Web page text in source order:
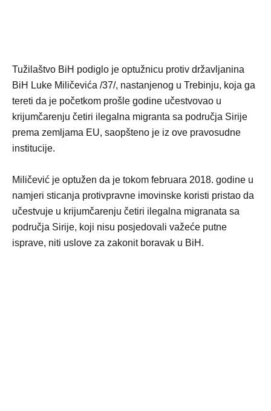
Tužilaštvo BiH podiglo je optužnicu protiv državljanina
BiH Luke Miličevića /37/, nastanjenog u Trebinju, koja ga
tereti da je početkom prošle godine učestvovao u
krijumčarenju četiri ilegalna migranta sa područja Sirije
prema zemljama EU, saopšteno je iz ove pravosudne
institucije.
Miličević je optužen da je tokom februara 2018. godine u
namjeri sticanja protivpravne imovinske koristi pristao da
učestvuje u krijumčarenju četiri ilegalna migranata sa
područja Sirije, koji nisu posjedovali važeće putne
isprave, niti uslove za zakonit boravak u BiH.